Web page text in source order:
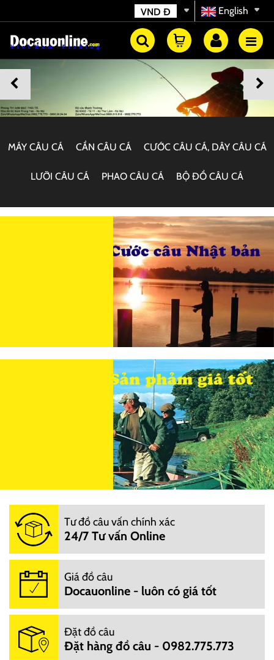
English
VND Đ
MÁY CÂU CÁ CẦN CÂU CÁ CƯỚC CÂU CÁ, DÂY CÂU CÁ
LƯỠI CÂU CÁ PHAO CÂU CÁ BỘ ĐỒ CÂU CÁ
Tư đồ câu vấn chính xác
24/7 Tư vấn Online
Giá đồ câu
Docauonline - luôn có giá tốt
Đặt đồ câu
Đặt hàng đồ câu - 0982.775.773